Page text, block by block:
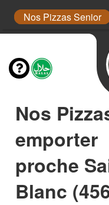
Nos Pizzas Senior
Nos
emporter
proche
Blanc